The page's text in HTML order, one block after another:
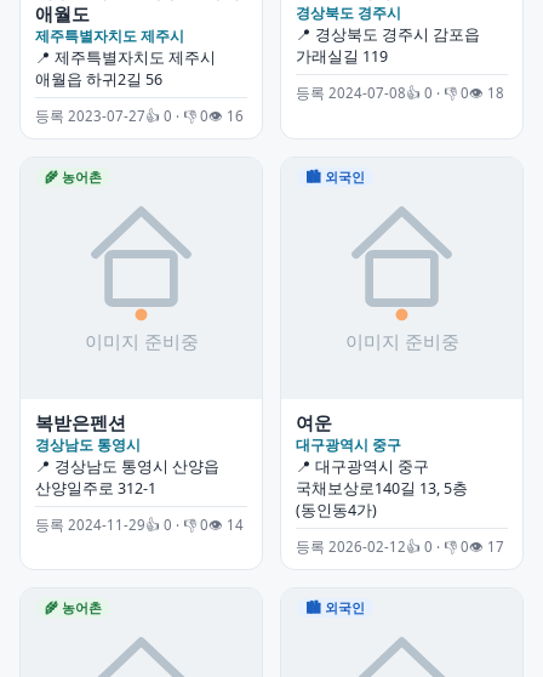
애월도
제주특별자치도 제주시
📍 제주특별자치도 제주시
애월읍 하귀2길 56
등록 2023-07-27👍 0 · 👎 0👁 16
경상북도 경주시
📍 경상북도 경주시 감포읍
가래실길 119
등록 2024-07-08👍 0 · 👎 0👁 18
🌾 농어촌
복받은펜션
경상남도 통영시
📍 경상남도 통영시 산양읍
산양일주로 312-1
등록 2024-11-29👍 0 · 👎 0👁 14
🏙 외국인
여운
대구광역시 중구
📍 대구광역시 중구
국채보상로140길 13, 5층
(동인동4가)
등록 2026-02-12👍 0 · 👎 0👁 17
🌾 농어촌 🏙 외국인